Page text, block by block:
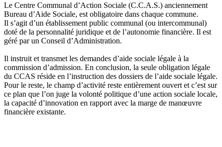
Le Centre Communal d’Action Sociale (C.C.A.S.) anciennement
Bureau d’Aide Sociale, est obligatoire dans chaque commune.
Il s’agit d’un établissement public communal (ou intercommunal)
doté de la personnalité juridique et de l’autonomie financière. Il est
géré par un Conseil d’Administration.
Il instruit et transmet les demandes d’aide sociale légale à la
commission d’admission. En conclusion, la seule obligation légale
du CCAS réside en l’instruction des dossiers de l’aide sociale légale.
Pour le reste, le champ d’activité reste entièrement ouvert et c’est sur
ce plan que l’on juge la volonté politique d’une action sociale locale,
la capacité d’innovation en rapport avec la marge de manœuvre
financière existante.